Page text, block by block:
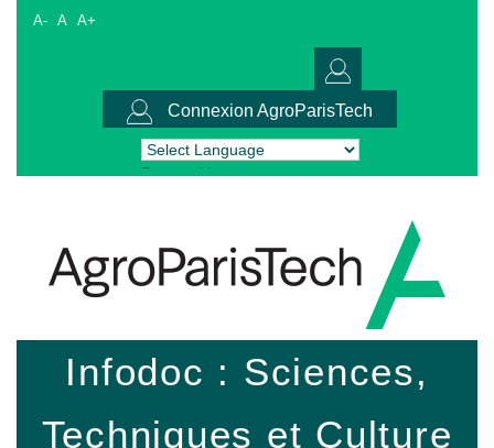
A- A A+
Connexion AgroParisTech
Powered by Translate
Infodoc : Sciences,
Techniques et Culture